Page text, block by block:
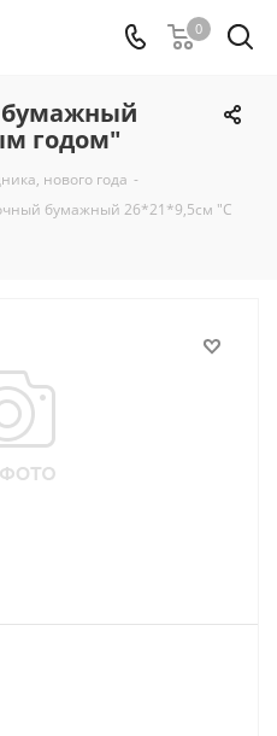
0
бумажный
годом"
нового года -
бумажный 26*21*9,5см "С